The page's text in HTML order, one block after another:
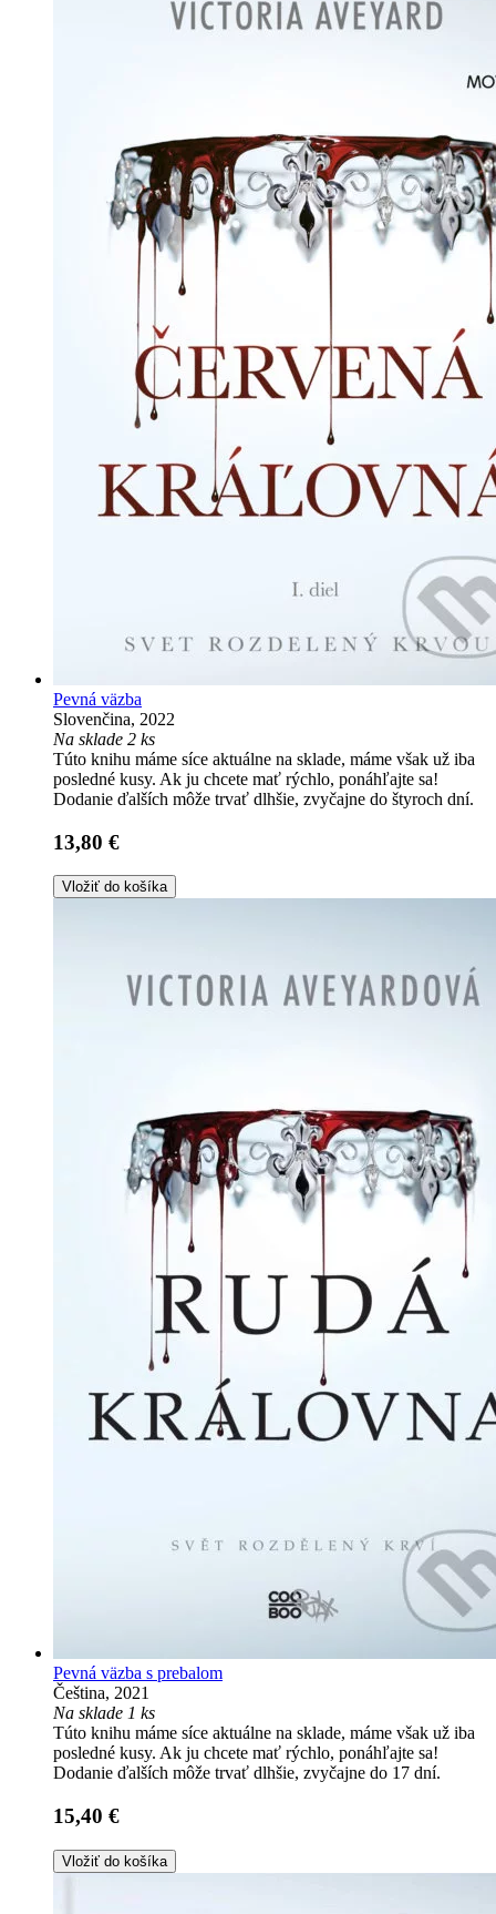
Pevná väzba
Slovenčina, 2022
Na sklade 2 ks
Túto knihu máme síce aktuálne na sklade, máme však už iba
posledné kusy. Ak ju chcete mať rýchlo, ponáhľajte sa!
Dodanie ďalších môže trvať dlhšie, zvyčajne do štyroch dní.
13,80 €
Vložiť do košíka
Pevná väzba s prebalom
Čeština, 2021
Na sklade 1 ks
Túto knihu máme síce aktuálne na sklade, máme však už iba
posledné kusy. Ak ju chcete mať rýchlo, ponáhľajte sa!
Dodanie ďalších môže trvať dlhšie, zvyčajne do 17 dní.
15,40 €
Vložiť do košíka